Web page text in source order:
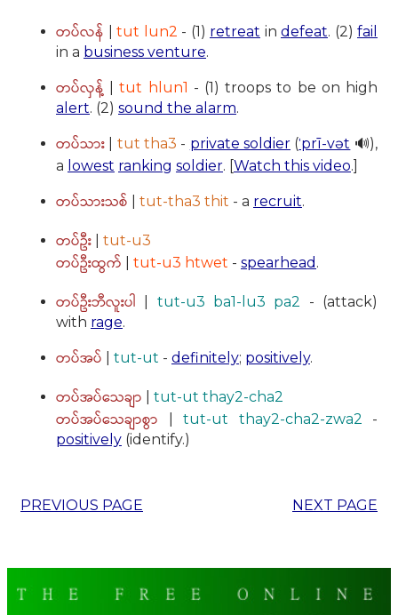
တပ်လန် tut lun2 - (1) retreat in defeat. (2) fail
in a business venture.
တပ်လှန့် |tut hlun1 - (1) troops to be on high
alert. (2) sound the alarm.
တပ်သား tut tha3 - private soldier (ˈprī-vət 🔊),
a lowest ranking soldier. [Watch this video.]
တပ်သားသစ် tut-tha3 thit - a recruit.
တပ်ဦး tut-u3
တပ်ဦးထွက် tut-u3 htwet - spearhead .
တပ်ဦးဘီလူးပါ tut-u3 ba1-lu3 pa2
- (attack)
with rage.
တပ်အပ် tut-ut - definitely; positively.
တပ်အပ်သေချာ tut-ut thay2-cha2
တပ်အပ်သေချာစွာ tut-ut thay2-cha2-zwa2 -
positively (identify.)
PREVIOUS PAGE NEXT PAGE